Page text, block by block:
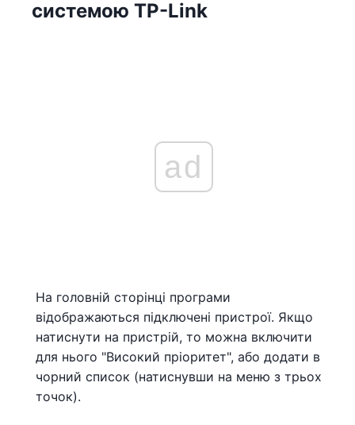
системою TP-Link
ad
На головній сторінці програми
відображаються підключені пристрої. Якщо
натиснути на пристрій, то можна включити
для нього "Високий пріоритет", або додати в
чорний список (натиснувши на меню з трьох
точок).